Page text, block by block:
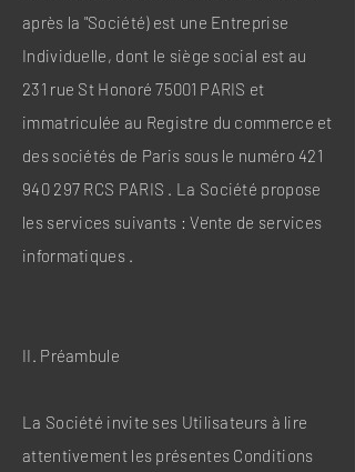
après la "Société) est une Entreprise
Individuelle, dont le siège social est au
231 rue St Honoré 75001 PARIS et
immatriculée au Registre du commerce et
des sociétés de Paris sous le numéro 421
940 297 RCS PARIS . La Société propose
les services suivants : Vente de services
informatiques .
II. Préambule
La Société invite ses Utilisateurs à lire
attentivement les présentes Conditions